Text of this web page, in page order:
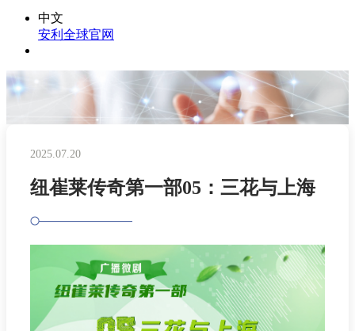
中文
安利全球官网
2025.07.20
纽崔莱传奇第一部05：三花与上海